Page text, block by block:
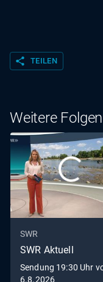
share TEILEN
Weitere Folgen
SWR
SWR Aktuell
Sendung 19:30 Uhr
6.8.2026